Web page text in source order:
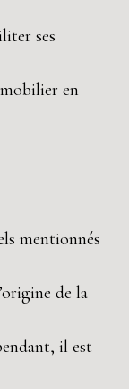
ses
en
mentionnés
de la
il est